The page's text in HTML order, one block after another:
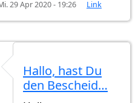
29 Apr 2020 - 19:26 Link
Eu Bürger wie
Hallo, hast Du
den Bescheid…